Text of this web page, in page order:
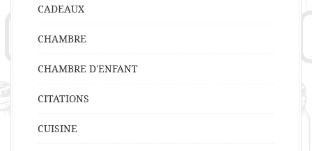
CADEAUX
CHAMBRE
CHAMBRE D'ENFANT
CITATIONS
CUISINE